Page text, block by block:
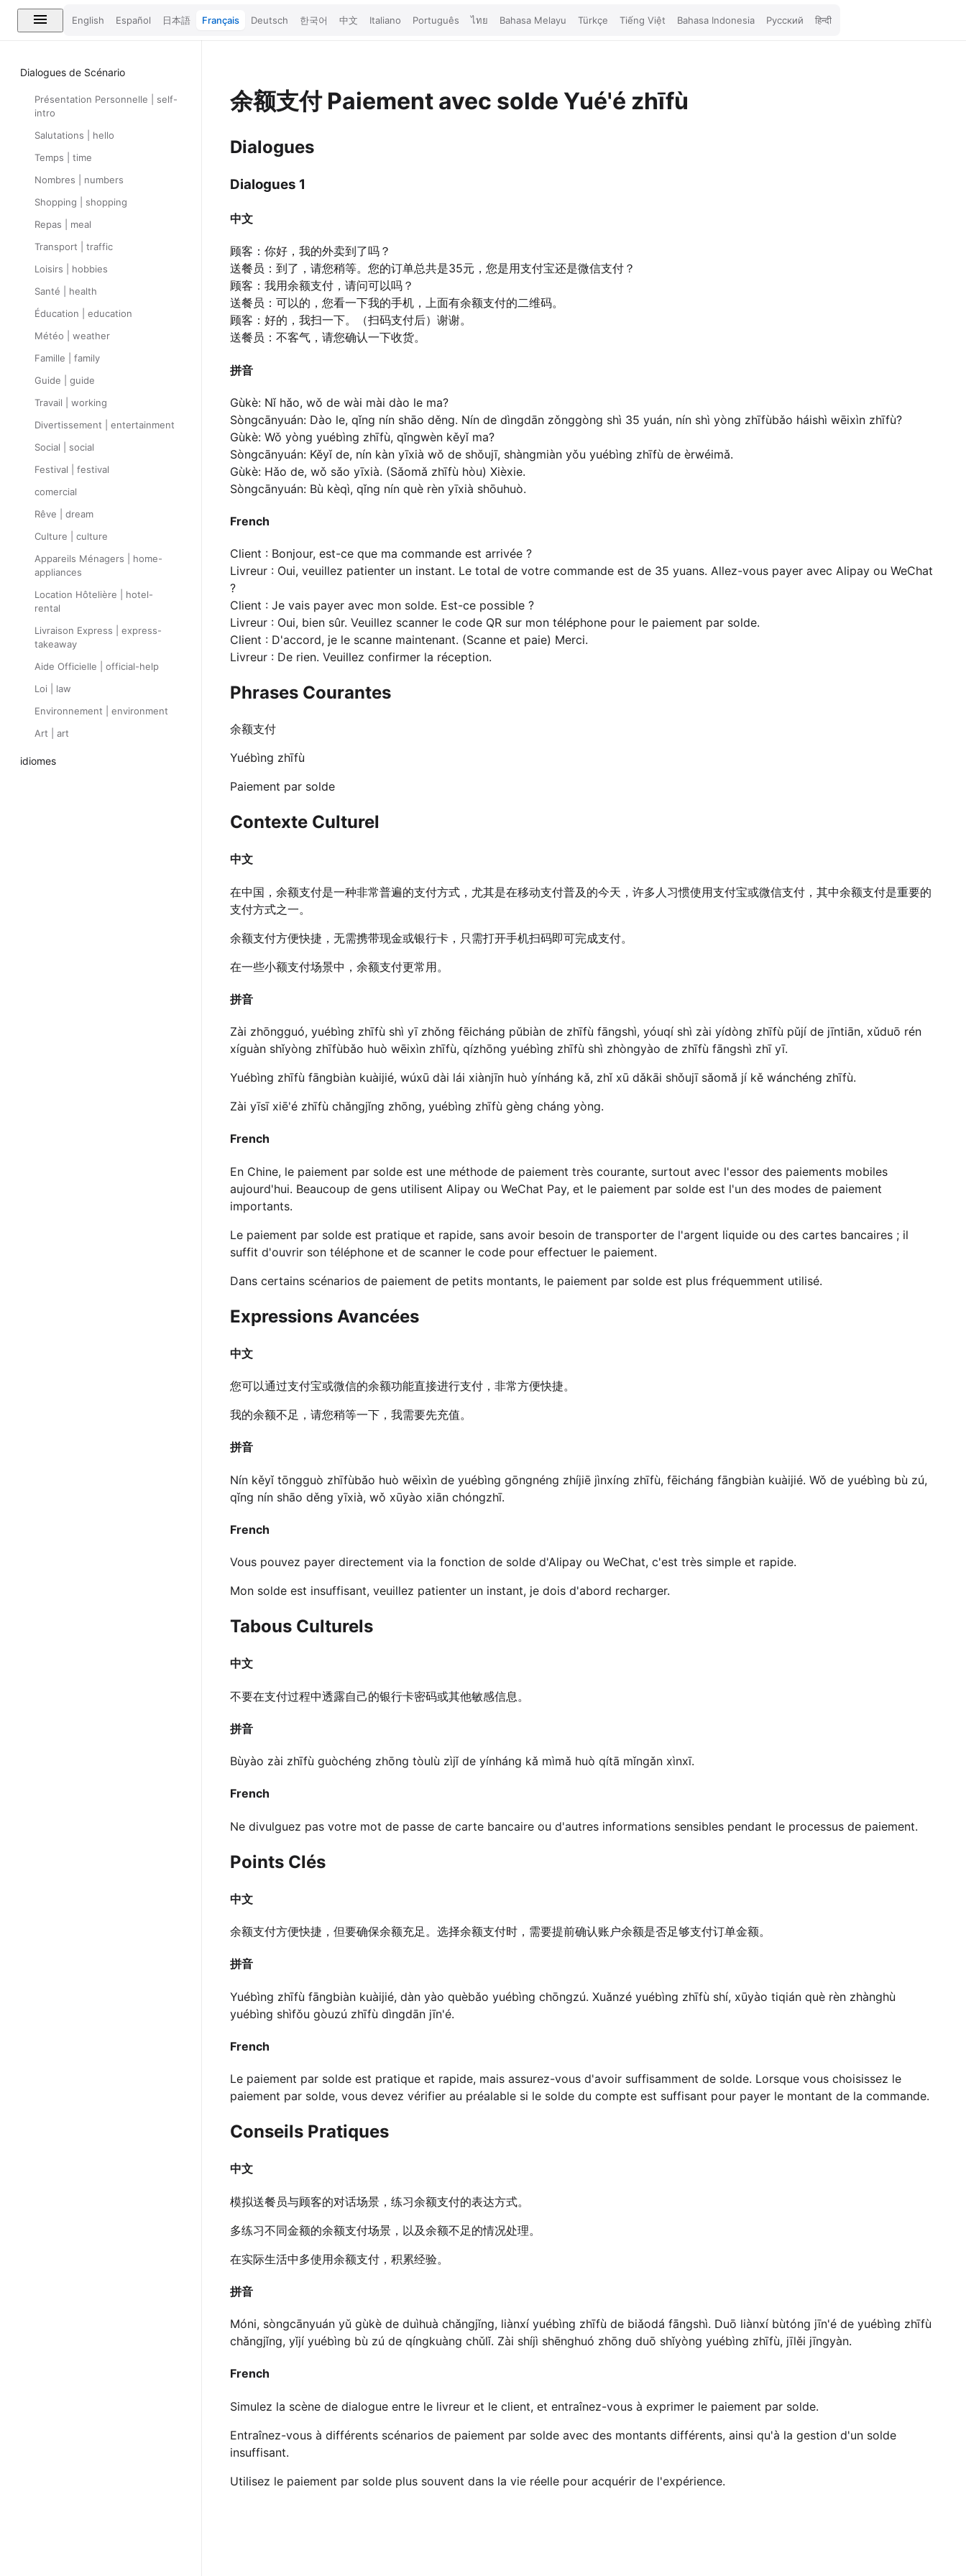
English Español 日本語 Français Deutsch 한국어 中文 Italiano Português ไทย Bahasa Melayu Türkçe Tiếng Việt Bahasa Indonesia Русский हिन्दी
Dialogues de Scénario
Présentation Personnelle | self-
intro
Salutations | hello
Temps | time
Nombres | numbers
Shopping | shopping
Repas | meal
Transport | traffic
Loisirs | hobbies
Santé | health
Éducation | education
Météo | weather
Famille | family
Guide | guide
Travail | working
Divertissement | entertainment
Social | social
Festival | festival
comercial
Rêve | dream
Culture | culture
Appareils Ménagers | home-
appliances
Location Hôtelière | hotel-
rental
Livraison Express | express-
takeaway
Aide Officielle | official-help
Loi | law
Environnement | environment
Art | art
idiomes
余额支付 Paiement avec solde Yué'é zhīfù
Dialogues
Dialogues 1
中文
顾客：你好，我的外卖到了吗？
送餐员：到了，请您稍等。您的订单总共是35元，您是用支付宝还是微信支付？
顾客：我用余额支付，请问可以吗？
送餐员：可以的，您看一下我的手机，上面有余额支付的二维码。
顾客：好的，我扫一下。（扫码支付后）谢谢。
送餐员：不客气，请您确认一下收货。
拼音
Gùkè: Nǐ hǎo, wǒ de wài mài dào le ma?
Sòngcānyuán: Dào le, qǐng nín shāo děng. Nín de dìngdān zǒnggòng shì 35 yuán, nín shì yòng zhīfùbǎo háishì wēixìn zhīfù?
Gùkè: Wǒ yòng yuébìng zhīfù, qǐngwèn kěyǐ ma?
Sòngcānyuán: Kěyǐ de, nín kàn yīxià wǒ de shǒujī, shàngmiàn yǒu yuébìng zhīfù de èrwéimǎ.
Gùkè: Hǎo de, wǒ sǎo yīxià. (Sǎomǎ zhīfù hòu) Xièxie.
Sòngcānyuán: Bù kèqì, qǐng nín què rèn yīxià shōuhuò.
French
Client : Bonjour, est-ce que ma commande est arrivée ?
Livreur : Oui, veuillez patienter un instant. Le total de votre commande est de 35 yuans. Allez-vous payer avec Alipay ou WeChat
?
Client : Je vais payer avec mon solde. Est-ce possible ?
Livreur : Oui, bien sûr. Veuillez scanner le code QR sur mon téléphone pour le paiement par solde.
Client : D'accord, je le scanne maintenant. (Scanne et paie) Merci.
Livreur : De rien. Veuillez confirmer la réception.
Phrases Courantes
余额支付
Yuébìng zhīfù
Paiement par solde
Contexte Culturel
中文
在中国，余额支付是一种非常普遍的支付方式，尤其是在移动支付普及的今天，许多人习惯使用支付宝或微信支付，其中余额支付是重要的
支付方式之一。
余额支付方便快捷，无需携带现金或银行卡，只需打开手机扫码即可完成支付。
在一些小额支付场景中，余额支付更常用。
拼音
Zài zhōngguó, yuébìng zhīfù shì yī zhǒng fēicháng pǔbiàn de zhīfù fāngshì, yóuqí shì zài yídòng zhīfù pǔjí de jīntiān, xǔduō rén
xíguàn shǐyòng zhīfùbǎo huò wēixìn zhīfù, qízhōng yuébìng zhīfù shì zhòngyào de zhīfù fāngshì zhī yī.
Yuébìng zhīfù fāngbiàn kuàijié, wúxū dài lái xiànjīn huò yínháng kǎ, zhǐ xū dǎkāi shǒujī sǎomǎ jí kě wánchéng zhīfù.
Zài yīsī xiē'é zhīfù chǎngjǐng zhōng, yuébìng zhīfù gèng cháng yòng.
French
En Chine, le paiement par solde est une méthode de paiement très courante, surtout avec l'essor des paiements mobiles
aujourd'hui. Beaucoup de gens utilisent Alipay ou WeChat Pay, et le paiement par solde est l'un des modes de paiement
importants.
Le paiement par solde est pratique et rapide, sans avoir besoin de transporter de l'argent liquide ou des cartes bancaires ; il
suffit d'ouvrir son téléphone et de scanner le code pour effectuer le paiement.
Dans certains scénarios de paiement de petits montants, le paiement par solde est plus fréquemment utilisé.
Expressions Avancées
中文
您可以通过支付宝或微信的余额功能直接进行支付，非常方便快捷。
我的余额不足，请您稍等一下，我需要先充值。
拼音
Nín kěyǐ tōngguò zhīfùbǎo huò wēixìn de yuébìng gōngnéng zhíjiē jìnxíng zhīfù, fēicháng fāngbiàn kuàijié. Wǒ de yuébìng bù zú,
qǐng nín shāo děng yīxià, wǒ xūyào xiān chóngzhī.
French
Vous pouvez payer directement via la fonction de solde d'Alipay ou WeChat, c'est très simple et rapide.
Mon solde est insuffisant, veuillez patienter un instant, je dois d'abord recharger.
Tabous Culturels
中文
不要在支付过程中透露自己的银行卡密码或其他敏感信息。
拼音
Bùyào zài zhīfù guòchéng zhōng tòulù zìjǐ de yínháng kǎ mìmǎ huò qítā mǐngǎn xìnxī.
French
Ne divulguez pas votre mot de passe de carte bancaire ou d'autres informations sensibles pendant le processus de paiement.
Points Clés
中文
余额支付方便快捷，但要确保余额充足。选择余额支付时，需要提前确认账户余额是否足够支付订单金额。
拼音
Yuébìng zhīfù fāngbiàn kuàijié, dàn yào quèbǎo yuébìng chōngzú. Xuǎnzé yuébìng zhīfù shí, xūyào tiqián què rèn zhànghù
yuébìng shìfǒu gòuzú zhīfù dìngdān jīn'é.
French
Le paiement par solde est pratique et rapide, mais assurez-vous d'avoir suffisamment de solde. Lorsque vous choisissez le
paiement par solde, vous devez vérifier au préalable si le solde du compte est suffisant pour payer le montant de la commande.
Conseils Pratiques
中文
模拟送餐员与顾客的对话场景，练习余额支付的表达方式。
多练习不同金额的余额支付场景，以及余额不足的情况处理。
在实际生活中多使用余额支付，积累经验。
拼音
Móni, sòngcānyuán yǔ gùkè de duìhuà chǎngjǐng, liànxí yuébìng zhīfù de biǎodá fāngshì. Duō liànxí bùtóng jīn'é de yuébìng zhīfù
chǎngjǐng, yǐjí yuébìng bù zú de qíngkuàng chǔlǐ. Zài shíjì shēnghuó zhōng duō shǐyòng yuébìng zhīfù, jīlěi jīngyàn.
French
Simulez la scène de dialogue entre le livreur et le client, et entraînez-vous à exprimer le paiement par solde.
Entraînez-vous à différents scénarios de paiement par solde avec des montants différents, ainsi qu'à la gestion d'un solde
insuffisant.
Utilisez le paiement par solde plus souvent dans la vie réelle pour acquérir de l'expérience.